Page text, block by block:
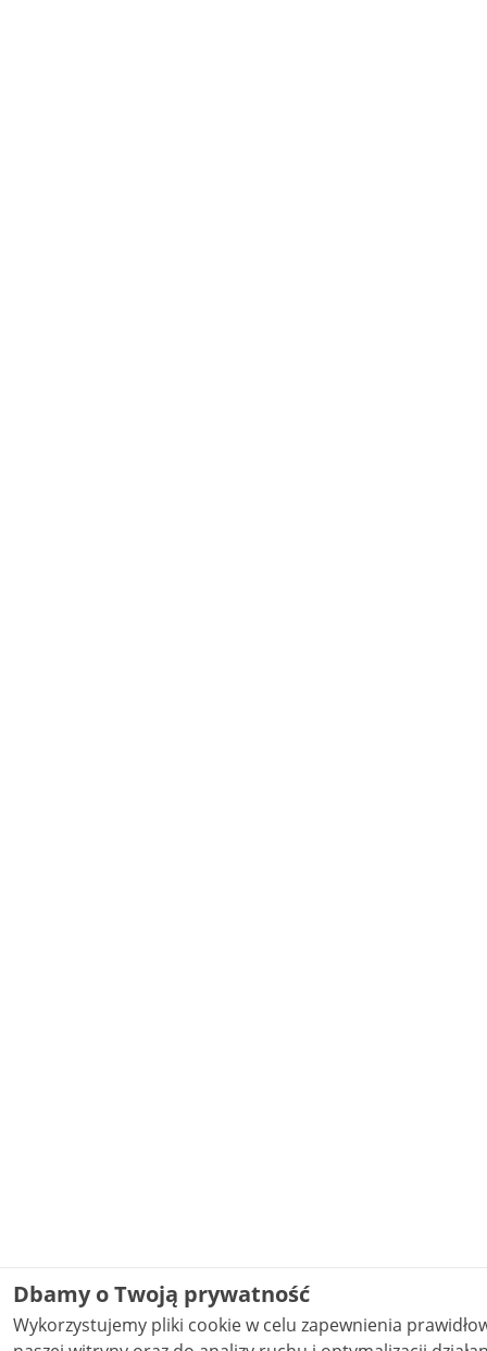
Dbamy o Twoją prywatność
Wykorzystujemy pliki cookie w celu zapewnienia